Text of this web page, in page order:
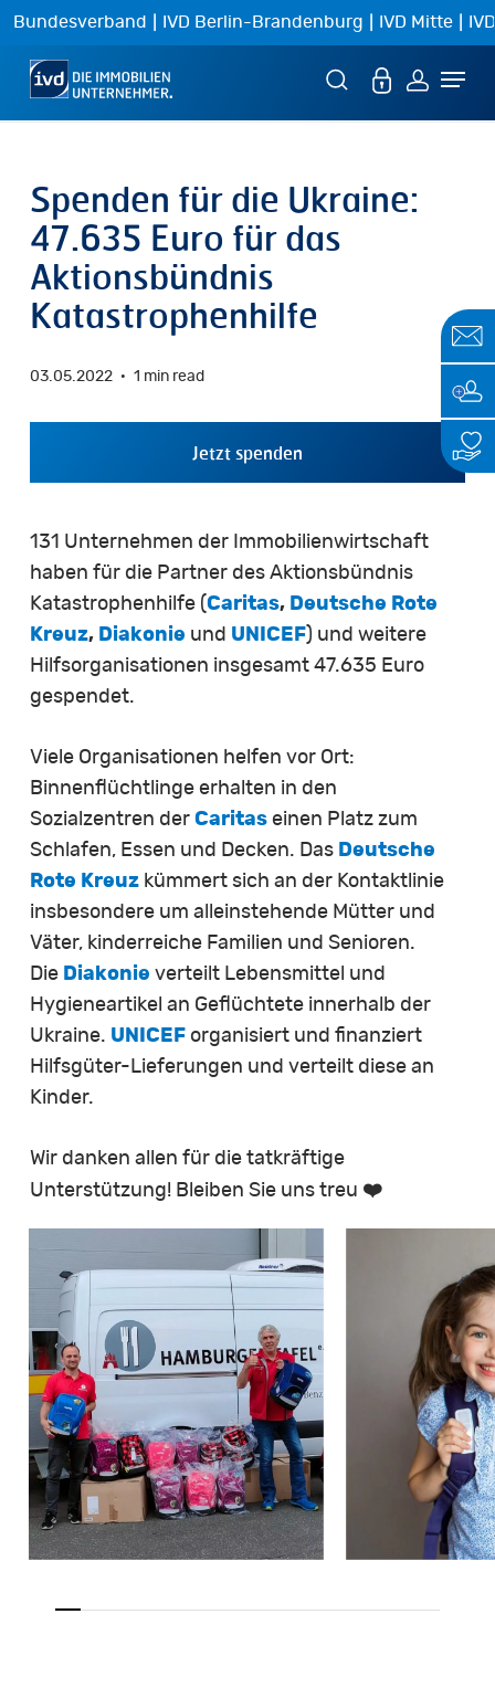
Skip
main
Bundesverband | IVD Berlin-Brandenburg | IVD Mitte |
Spenden für die Ukraine:
47.635 Euro für das
Aktionsbündnis
Katastrophenhilfe
03.05.2022 1 min read
Jetzt spenden
131 Unternehmen der Immobilienwirtschaft
haben für die Partner des Aktionsbündnis
Katastrophenhilfe (Caritas, Deutsche Rote
Kreuz, Diakonie und UNICEF) und weitere
Hilfsorganisationen insgesamt 47.635 Euro
gespendet.
Viele Organisationen helfen vor Ort:
Binnenflüchtlinge erhalten in den
Sozialzentren der Caritaseinen Platz zum
Schlafen, Essen und Decken. Das Deutsche
Rote Kreuzkümmert sich an der Kontaktlinie
insbesondere um alleinstehende Mütter und
Väter, kinderreiche Familien und Senioren.
Die Diakonie verteilt Lebensmittel und
Hygieneartikel an Geflüchtete innerhalb der
Ukraine. UNICEForganisiert und finanziert
Hilfsgüter-Lieferungen und verteilt diese an
Kinder.
Wir danken allen für die tatkräftige
Unterstützung! Bleiben Sie uns treu ❤